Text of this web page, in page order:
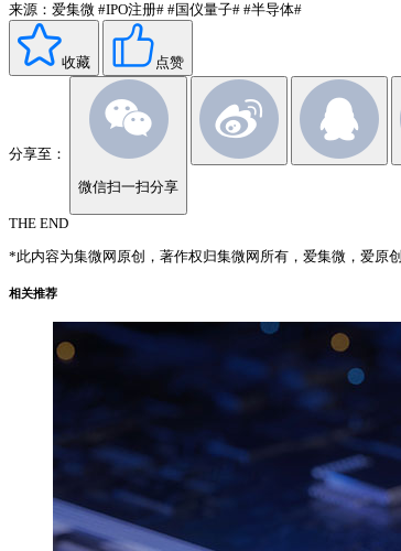
来源：爱集微 #IPO注册# #国仪量子# #半导体#
收藏 点赞
分享至：
微信扫一扫分享
THE END
*此内容为集微网原创，著作权归集微网所有，爱集微，爱原创
相关推荐